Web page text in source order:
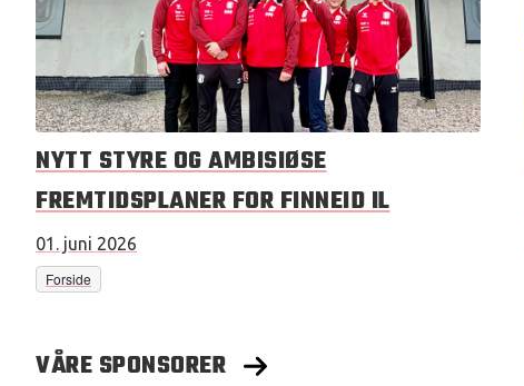
NYTT STYRE OG AMBISIØSE
FREMTIDSPLANER FOR FINNEID IL
01. juni 2026
Forside
VÅRE SPONSORER